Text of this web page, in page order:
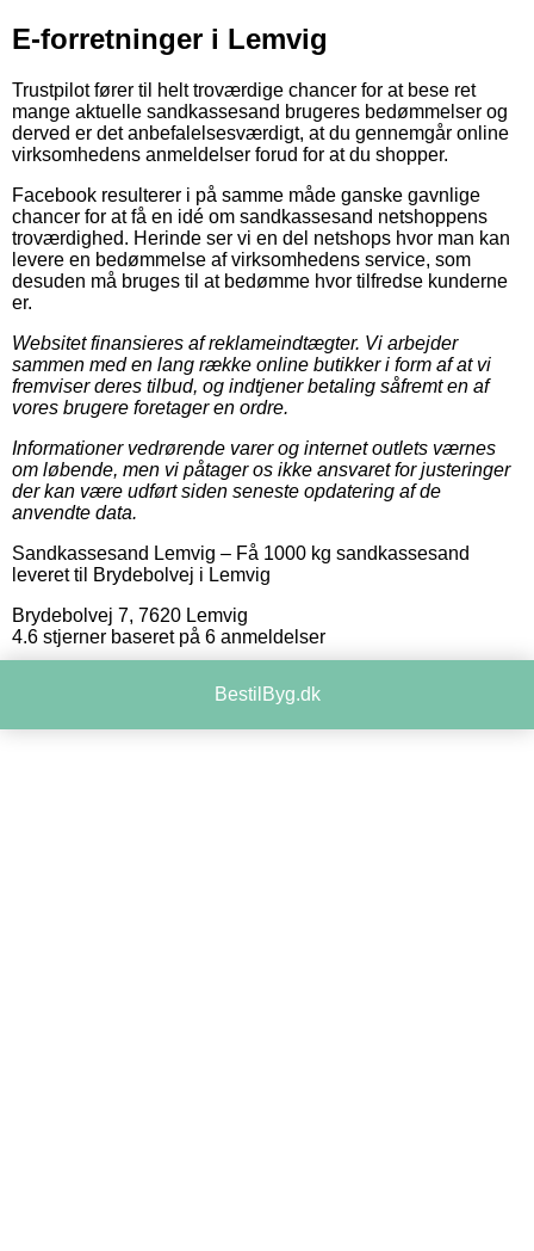
E-forretninger i Lemvig
Trustpilot fører til helt troværdige chancer for at bese ret
mange aktuelle sandkassesand brugeres bedømmelser og
derved er det anbefalelsesværdigt, at du gennemgår online
virksomhedens anmeldelser forud for at du shopper.
Facebook resulterer i på samme måde ganske gavnlige
chancer for at få en idé om sandkassesand netshoppens
troværdighed. Herinde ser vi en del netshops hvor man kan
levere en bedømmelse af virksomhedens service, som
desuden må bruges til at bedømme hvor tilfredse kunderne
er.
Websitet finansieres af reklameindtægter. Vi arbejder
sammen med en lang række online butikker i form af at vi
fremviser deres tilbud, og indtjener betaling såfremt en af
vores brugere foretager en ordre.
Informationer vedrørende varer og internet outlets værnes
om løbende, men vi påtager os ikke ansvaret for justeringer
der kan være udført siden seneste opdatering af de
anvendte data.
Sandkassesand Lemvig – Få 1000 kg sandkassesand
leveret til Brydebolvej i Lemvig
Brydebolvej 7, 7620 Lemvig
4.6 stjerner baseret på 6 anmeldelser
BestilByg.dk